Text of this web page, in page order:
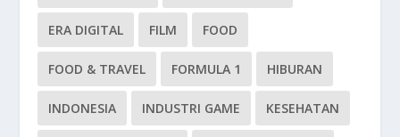
ERA DIGITAL FILM FOOD
FOOD & TRAVEL FORMULA 1 HIBURAN
INDONESIA INDUSTRI GAME KESEHATAN